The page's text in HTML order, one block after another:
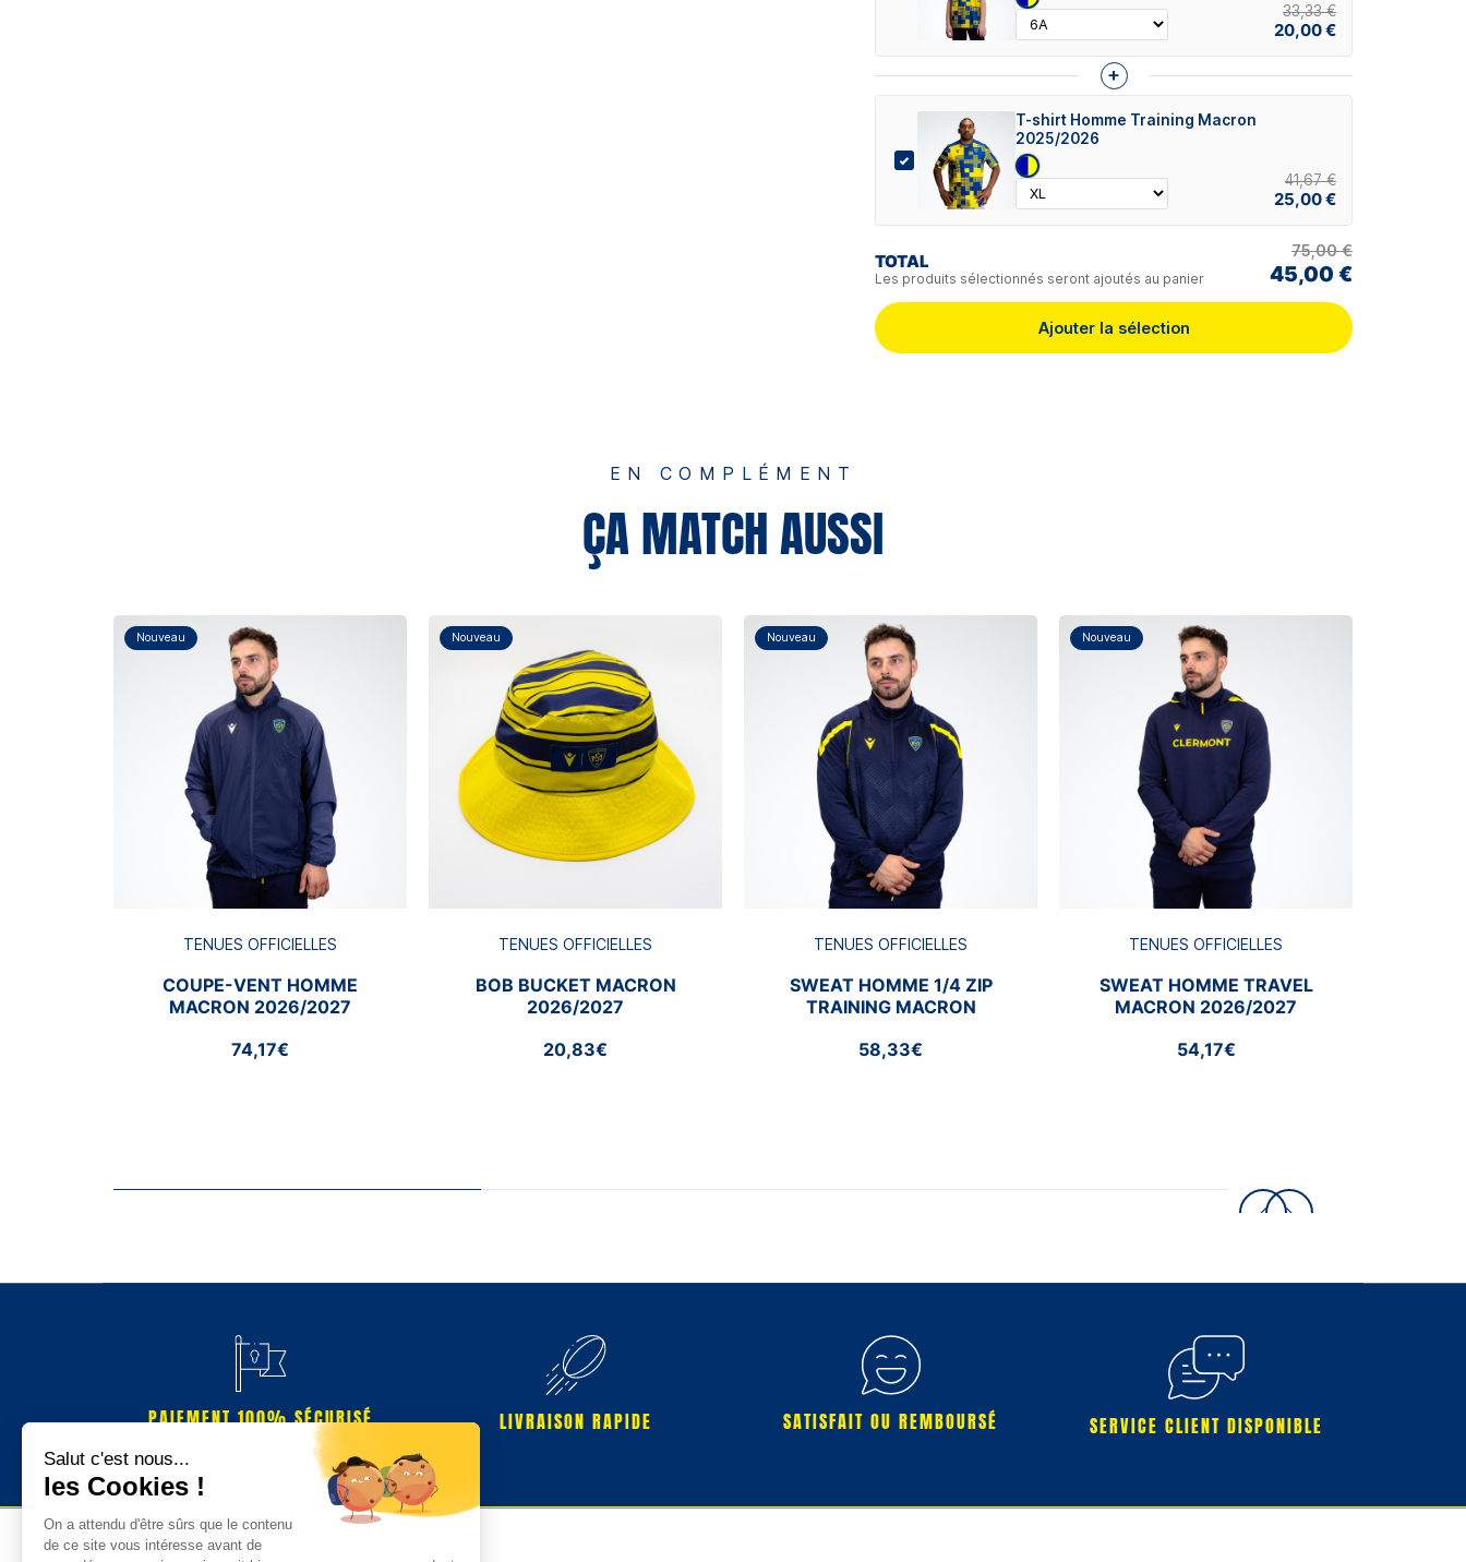
33,33 €
20,00 €
+
T-shirt Homme Training Macron
2025/2026
41,67 €
25,00 €
TOTAL
Les produits sélectionnés seront ajoutés au panier
75,00 €
45,00 €
Ajouter la sélection
EN COMPLÉMENT
ÇA MATCH AUSSI
Nouveau
TENUES OFFICIELLES
COUPE-VENT HOMME
MACRON 2026/2027
74,17€
Nouveau
TENUES OFFICIELLES
BOB BUCKET MACRON
2026/2027
20,83€
Nouveau
TENUES OFFICIELLES
SWEAT HOMME 1/4 ZIP
TRAINING MACRON
58,33€
Nouveau
TENUES OFFICIELLES
SWEAT HOMME TRAVEL
MACRON 2026/2027
54,17€
PAIEMENT 100% SÉCURISÉ LIVRAISON RAPIDE SATISFAIT OU REMBOURSÉ SERVICE CLIENT DISPONIBLE